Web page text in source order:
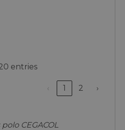
entries
‹ 1 2 ›
CEGACOL